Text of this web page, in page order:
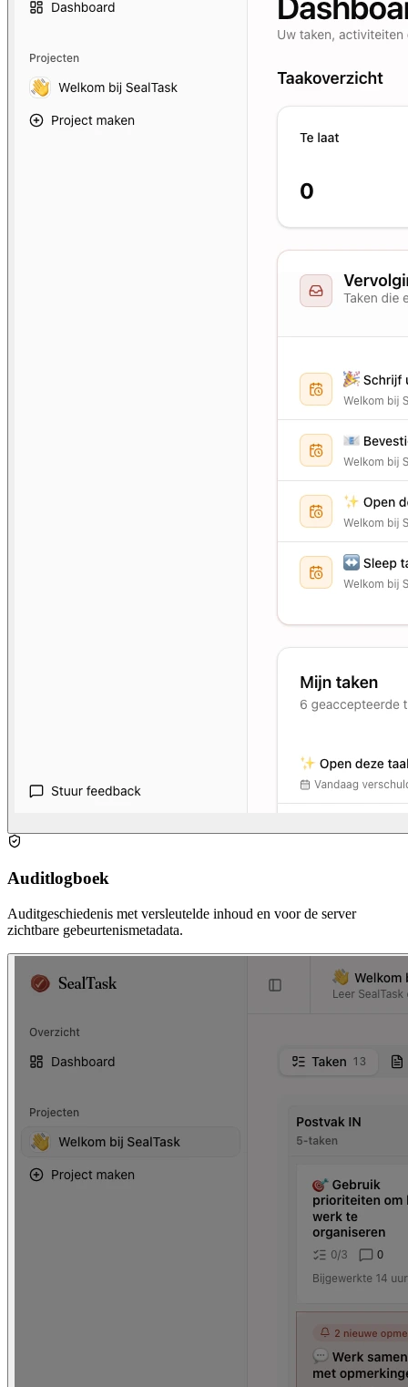
Auditlogboek
Auditgeschiedenis met versleutelde inhoud en voor de server
zichtbare gebeurtenismetadata.